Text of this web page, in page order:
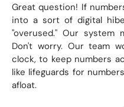
Great question! If
into a sort of digital
"overused." Our system
Don't worry. Our team
clock, to keep numbers
like lifeguards for
afloat.